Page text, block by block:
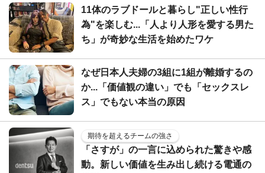
11体のラブドールと暮らし"正しい性行
為"を楽しむ...「人より人形を愛する男た
ち」が奇妙な生活を始めたワケ
なぜ日本人夫婦の3組に1組が離婚するの
か...「価値観の違い」でも「セックスレ
ス」でもない本当の原因
期待を超えるチームの強さ
「さすが」の一言に込められた驚きや感
動。新しい価値を生み出し続ける電通の